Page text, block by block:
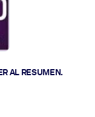
AL RESUMEN.